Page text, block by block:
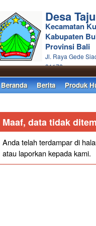
Desa
Kecamatan
Kabupaten
Provinsi Bali
Jl. Raya Gede
81172
Beranda Berita Produk
Maaf, data tidak
Anda telah terdampar di
atau laporkan kepada kami.